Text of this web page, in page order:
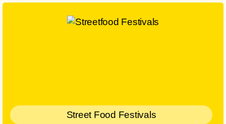
Street Food Festivals